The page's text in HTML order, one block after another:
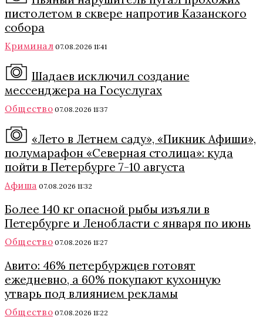
пистолетом в сквере напротив Казанского
собора
Криминал 07.08.2026 11:41
Шадаев исключил создание
мессенджера на Госуслугах
Общество 07.08.2026 11:37
«Лето в Летнем саду», «Пикник Афиши»,
полумарафон «Северная столица»: куда
пойти в Петербурге 7-10 августа
Афиша 07.08.2026 11:32
Более 140 кг опасной рыбы изъяли в
Петербурге и Ленобласти с января по июнь
Общество 07.08.2026 11:27
Авито: 46% петербуржцев готовят
ежедневно, а 60% покупают кухонную
утварь под влиянием рекламы
Общество 07.08.2026 11:22